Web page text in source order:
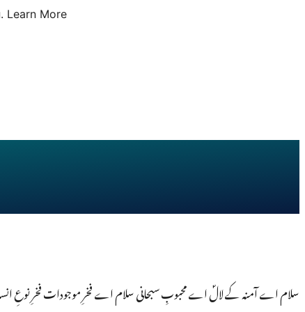
Learn More
سلام اے آمنہ کے لالؐ اے محبوبِ سبحانی سلام اے فخرِ موجودات فخرِ نوعِ